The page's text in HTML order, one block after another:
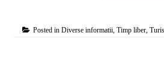
Posted inDiverse informatii,Timp liber,